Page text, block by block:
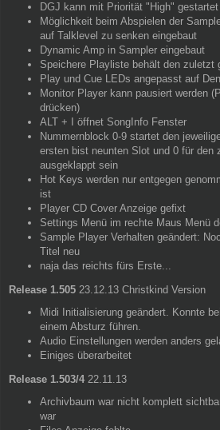
DGJ kann mit Priorität "High" gestartet
Möglichkeit beim Abspielen der
auf Talklevel zu senken eingebaut
Dynamic Amp in Sampler eingebaut
Speichere Playliste behält den zuletzt
Play und Cue LEDs angepasst auf
Monitor Player kann pausiert werden
drücken)
ALT + I öffnet SongInfo Fenster
Nummernblock 0-9 startet den
ersten bist neunten Slot und 0 für den
ausgeklappt sein
Hot Keys werden nur entgegen
ist
Player CD Cover Anzeige gefixt
Settings Menü im rechte Maus Menü
Sample Player Verhalten geändert:
Titel neu
naja das reichts fürs Erste...
Release 1.505 23.12.13 Christkind Version
Midi Initialisierung geändert. Konnte
einem Absturz führen.
Audio Einstellungen werden anders
Einiges überarbeitet
Release 1.503/4 22.11.13
Archivbaum war nicht komplett
war